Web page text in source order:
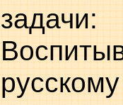
задачи: